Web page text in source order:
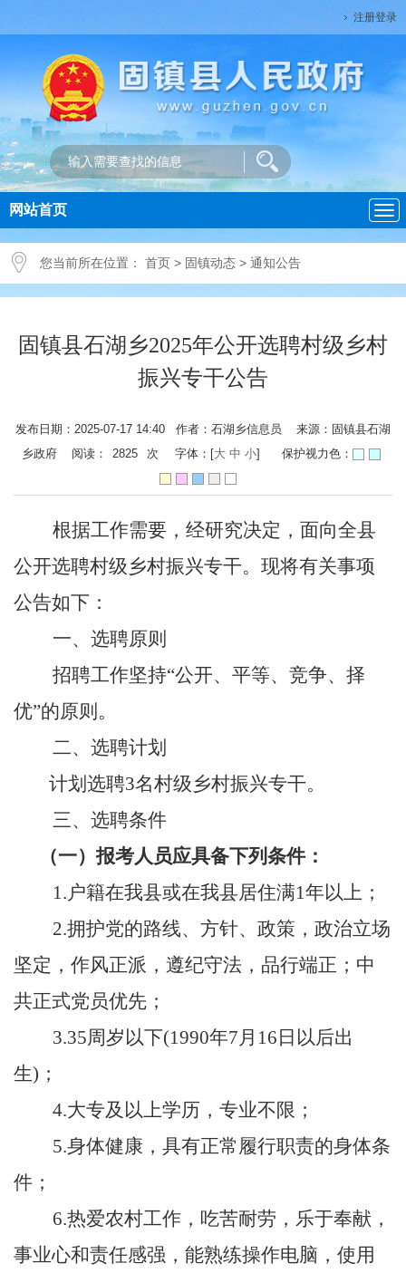
注册登录
导
航
网站首页
您当前所在位置： 首页 > 固镇动态 > 通知公告
固镇县石湖乡2025年公开选聘村级乡村
振兴专干公告
发布日期：2025-07-17 14:40 作者：石湖乡信息员 来源：固镇县石湖
乡政府 阅读：
2825 次 字体：[大 中 小] 保护视力色：
根据工作需要，经研究决定， 面向全县
公开选聘村级乡村振兴专干。现将有关事项
公告如下：
一、选聘原则
招聘工作坚持“公开、平等、竞争、择
优”的原则。
二、选聘计划
计划选聘3名村级乡村振兴专干。
三、选聘条件
（一）报考人员应具备下列条件：
1.户籍在我县或在我县居住满1年以上 ；
2.拥护党的路线、方针、政策，政治立场
坚定，作风正派，遵纪守法，品行端正；中
共正式党员优先 ；
3.35周岁以下(1990年7月 16 日以后出
生) ；
4.大专及以上学历，专业不限；
5.身体健康，具有正常履行职责的身体条
件；
6.热爱农村工作，吃苦耐劳，乐于奉献，
事业心和责任感强，能熟练操作电脑，使用